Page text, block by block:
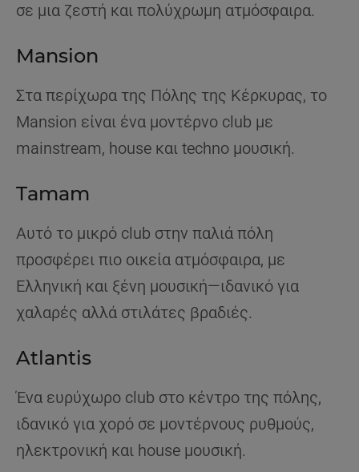
σε μια ζεστή και πολύχρωμη ατμόσφαιρα.
Mansion
Στα περίχωρα της Πόλης της Κέρκυρας, το
Mansion είναι ένα μοντέρνο club με
mainstream, house και techno μουσική.
Tamam
Αυτό το μικρό club στην παλιά πόλη
προσφέρει πιο οικεία ατμόσφαιρα, με
Ελληνική και ξένη μουσική—ιδανικό για
χαλαρές αλλά στιλάτες βραδιές.
Atlantis
Ένα ευρύχωρο club στο κέντρο της πόλης,
ιδανικό για χορό σε μοντέρνους ρυθμούς,
ηλεκτρονική και house μουσική.